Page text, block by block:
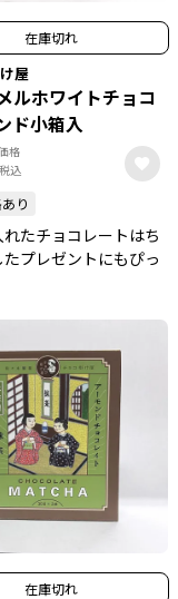
在庫切れ
屋
ルホワイトチョコ
ド小箱入
格
税込
り
たチョコレートはち
たプレゼントにもぴっ
在庫切れ